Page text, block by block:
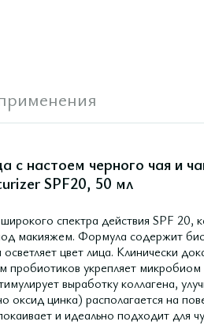
настоем черного чая и
SPF20, 50 мл
спектра действия SPF 20,
макияжем. Формула содержит
цвет лица. Клинически
пробиотиков укрепляет
выработку коллагена,
оксид цинка) располагается на
и идеально подходит для